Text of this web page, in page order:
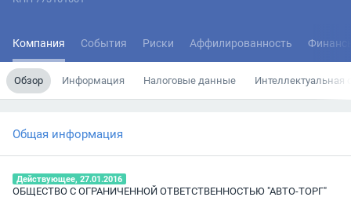
Компания События Риски Аффилированность
Обзор Информация Налоговые данные Интеллектуальная
Общая информация
Действующее, 27.01.2016
ОБЩЕСТВО С ОГРАНИЧЕННОЙ ОТВЕТСТВЕННОСТЬЮ "АВТО-ТОРГ"